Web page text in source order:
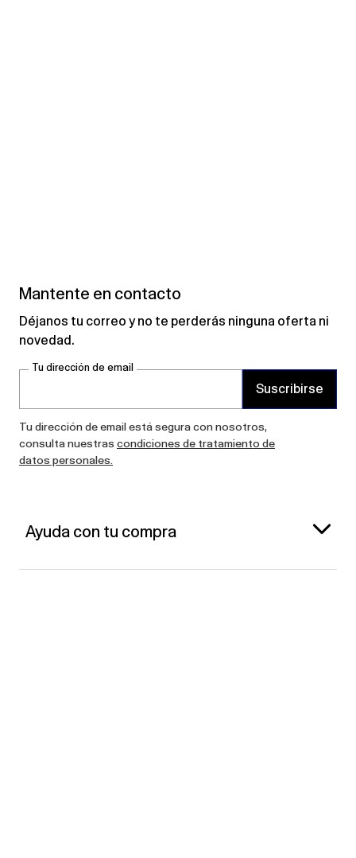
Mantente en contacto
Déjanos tu correo y no te perderás ninguna oferta ni
novedad.
Tu dirección de email
Suscribirse
Tu dirección de email está segura con nosotros,
consulta nuestras condiciones de tratamiento de
datos personales.
Ayuda con tu compra